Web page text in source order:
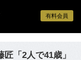
有料会員
「2人で41歳」